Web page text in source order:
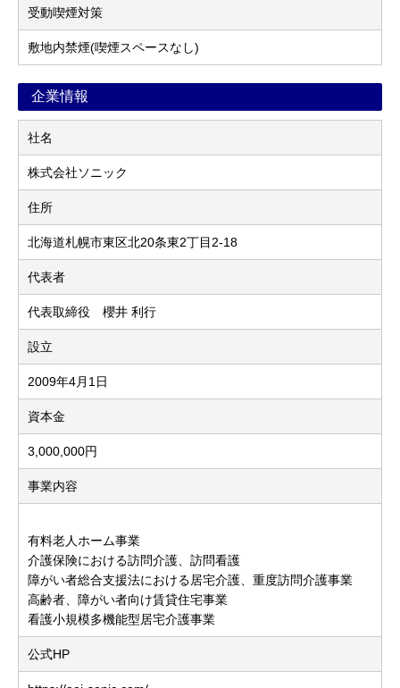
受動喫煙対策
敷地内禁煙(喫煙スペースなし)
企業情報
社名
株式会社ソニック
住所
北海道札幌市東区北20条東2丁目2-18
代表者
代表取締役 櫻井 利行
設立
2009年4月1日
資本金
3,000,000円
事業内容
有料老人ホーム事業
介護保険における訪問介護、訪問看護
障がい者総合支援法における居宅介護、重度訪問介護事業
高齢者、障がい者向け賃貸住宅事業
看護小規模多機能型居宅介護事業
公式HP